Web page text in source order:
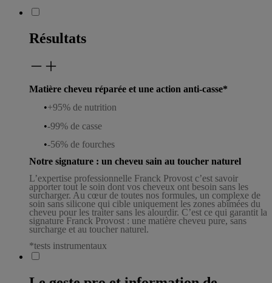
Résultats
Matière cheveu réparée et une action anti-casse*
•+95% de nutrition
•-99% de casse
•-56% de fourches
Notre signature : un cheveu sain au toucher naturel
L’expertise professionnelle Franck Provost c’est savoir
apporter tout le soin dont vos cheveux ont besoin sans les
surcharger. Au cœur de toutes nos formules, un complexe de
soin sans silicone qui cible uniquement les zones abîmées du
cheveu pour les traiter sans les alourdir. C’est ce qui garantit la
signature Franck Provost : une matière cheveu pure, sans
surcharge et au toucher naturel.
*tests instrumentaux